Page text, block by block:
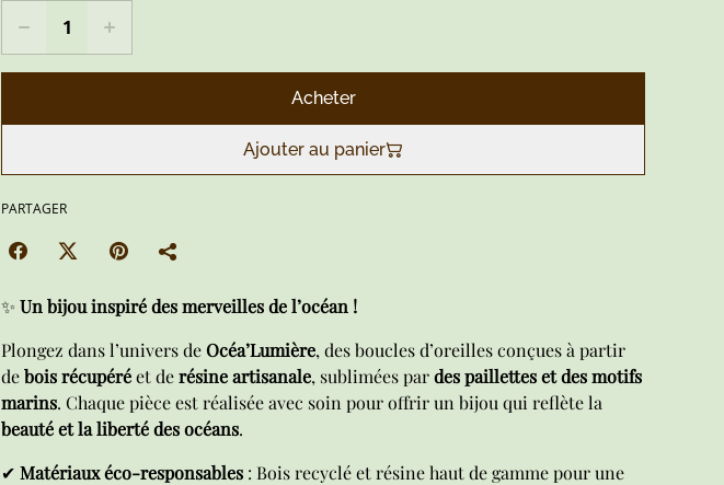
Acheter
Ajouter au panier
PARTAGER
✨ Un bijou inspiré des merveilles de l’océan !
Plongez dans l’univers deOcéa’Lumière, des boucles d’oreilles conçues à partir
debois récupéréet derésine artisanale, sublimées pardes paillettes et des motifs
marins. Chaque pièce est réalisée avec soin pour offrir un bijou qui reflète la
beauté et la liberté des océans.
✔ Matériaux éco-responsables : Bois recyclé et résine haut de gamme pour une